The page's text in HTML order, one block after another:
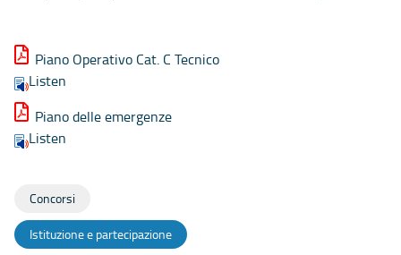
Piano Operativo Cat. C Tecnico
Listen
Piano delle emergenze
Listen
Concorsi
Istituzione e partecipazione